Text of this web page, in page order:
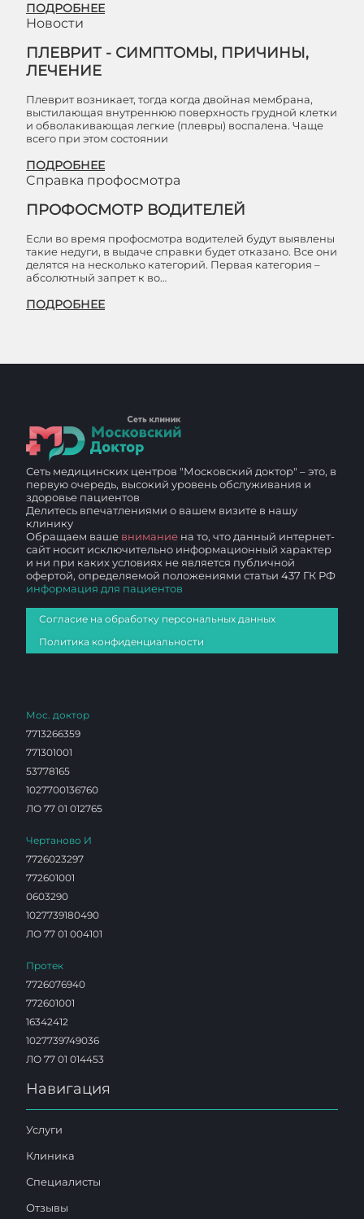
ПОДРОБНЕЕ
Новости
ПЛЕВРИТ - СИМПТОМЫ, ПРИЧИНЫ,
ЛЕЧЕНИЕ
Плеврит возникает, тогда когда двойная мембрана,
выстилающая внутреннюю поверхность грудной клетки
и обволакивающая легкие (плевры) воспалена. Чаще
всего при этом состоянии
ПОДРОБНЕЕ
Cправка профосмотра
ПРОФОСМОТР ВОДИТЕЛЕЙ
Если во время профосмотра водителей будут выявлены
такие недуги, в выдаче справки будет отказано. Все они
делятся на несколько категорий. Первая категория –
абсолютный запрет к во…
ПОДРОБНЕЕ
Сеть медицинских центров "Московский доктор" – это, в
первую очередь, высокий уровень обслуживания и
здоровье пациентов
Делитесь впечатлениями о вашем визите в нашу
клинику
Обращаем ваше внимание на то, что данный интернет-
сайт носит исключительно информационный характер
и ни при каких условиях не является публичной
офертой, определяемой положениями статьи 437 ГК РФ
информация для пациентов
Согласие на обработку персональных данных
Политика конфиденциальности
Мос. доктор
7713266359
771301001
53778165
1027700136760
ЛО 77 01 012765
Чертаново И
7726023297
772601001
0603290
1027739180490
ЛО 77 01 004101
Протек
7726076940
772601001
16342412
1027739749036
ЛО 77 01 014453
Навигация
Услуги
Клиника
Специалисты
Отзывы